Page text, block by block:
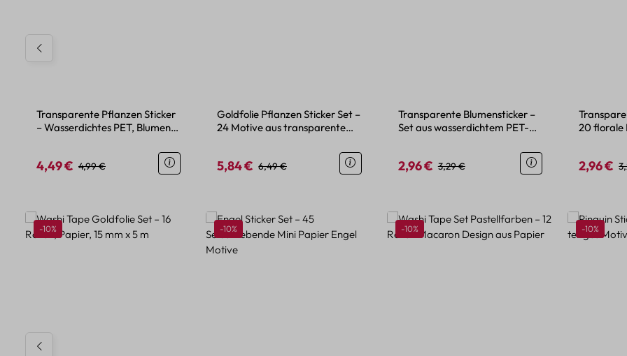
Transparente Pflanzen Sticker
– Wasserdichtes PET, Blumen-
Verkaufspreis:
4,49 € Regulärer Preis:
4,99 €
Goldfolie Pflanzen Sticker Set –
24 Motive aus transparentem
Verkaufspreis:
5,84 € Regulärer Preis:
6,49 €
Transparente Blumensticker –
Set aus wasserdichtem PET-
Verkaufspreis:
2,96 € Regulärer Preis:
3,29 €
20 florale
2,96 €
Produktgalerie überspringen
Rabatt
-10% Rabatt
-10% Rabatt
-10% Rabatt
-10%